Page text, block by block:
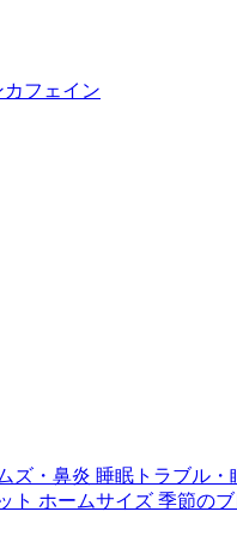
カフェイン
ズ・鼻炎 睡眠トラブル・
ト ホームサイズ 季節の